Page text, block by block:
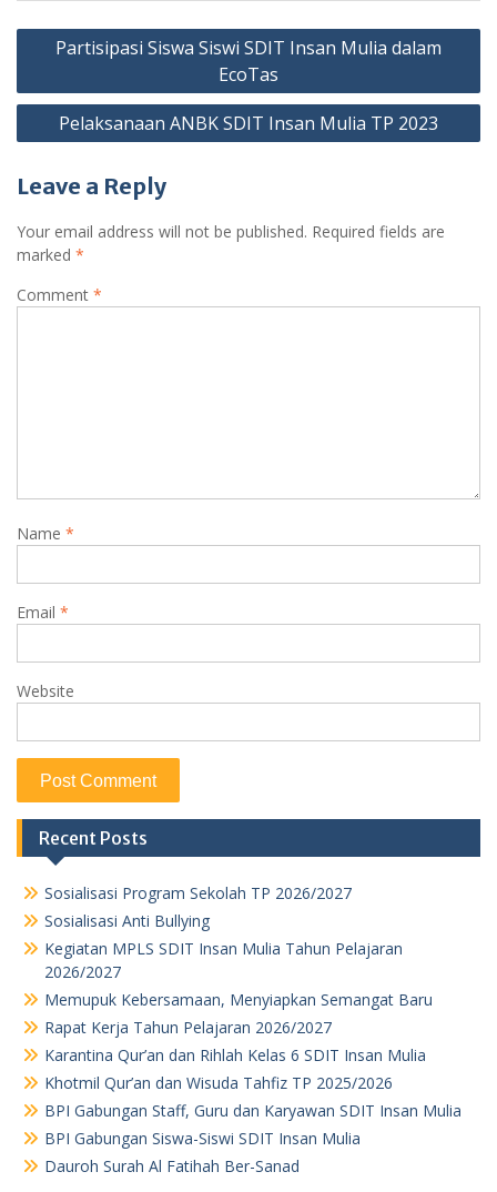
Post
navigation
Partisipasi Siswa Siswi SDIT Insan Mulia dalam
EcoTas
Pelaksanaan ANBK SDIT Insan Mulia TP 2023
Leave a Reply
Your email address will not be published. Required fields are
marked *
Comment *
Name *
Email *
Website
Recent Posts
Sosialisasi Program Sekolah TP 2026/2027
Sosialisasi Anti Bullying
Kegiatan MPLS SDIT Insan Mulia Tahun Pelajaran
2026/2027
Memupuk Kebersamaan, Menyiapkan Semangat Baru
Rapat Kerja Tahun Pelajaran 2026/2027
Karantina Qur’an dan Rihlah Kelas 6 SDIT Insan Mulia
Khotmil Qur’an dan Wisuda Tahfiz TP 2025/2026
BPI Gabungan Staff, Guru dan Karyawan SDIT Insan Mulia
BPI Gabungan Siswa-Siswi SDIT Insan Mulia
Dauroh Surah Al Fatihah Ber-Sanad